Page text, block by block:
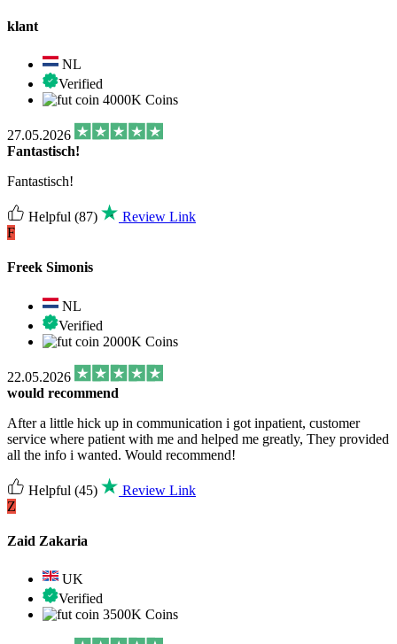
klant
NL
Verified
4000K Coins
27.05.2026
Fantastisch!
Fantastisch!
Helpful (87)
Review Link
F
Freek Simonis
NL
Verified
2000K Coins
22.05.2026
would recommend
After a little hick up in communication i got inpatient, customer
service where patient with me and helped me greatly, They provided
all the info i wanted. Would recommend!
Helpful (45)
Review Link
Z
Zaid Zakaria
UK
Verified
3500K Coins